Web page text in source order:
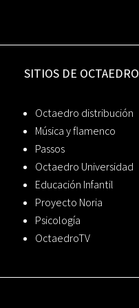
SITIOS DE OCTAEDRO
Octaedro distribución
Música y flamenco
Passos
Octaedro Universidad
Educación Infantil
Proyecto Noria
Psicología
OctaedroTV